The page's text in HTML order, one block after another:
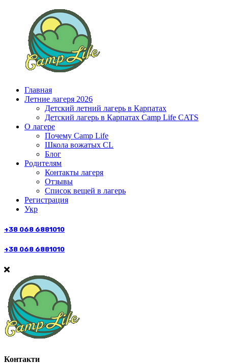
Главная
Летние лагеря 2026
Детский летний лагерь в Карпатах
Детский лагерь в Карпатах Сamp Life CATS
О лагере
Почему Camp Life
Школа вожатых CL
Блог
Родителям
Контакты лагеря
Отзывы
Список вещей в лагерь
Регистрация
Укр
+38 068 6881010
+38 068 6881010
Контакти